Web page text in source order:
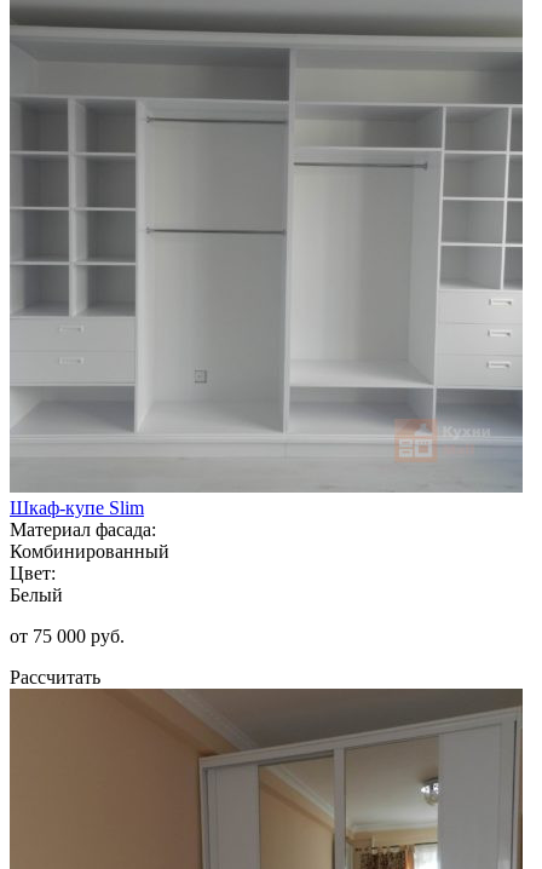
Шкаф-купе Slim
Материал фасада:
Комбинированный
Цвет:
Белый
от 75 000 руб.
Рассчитать